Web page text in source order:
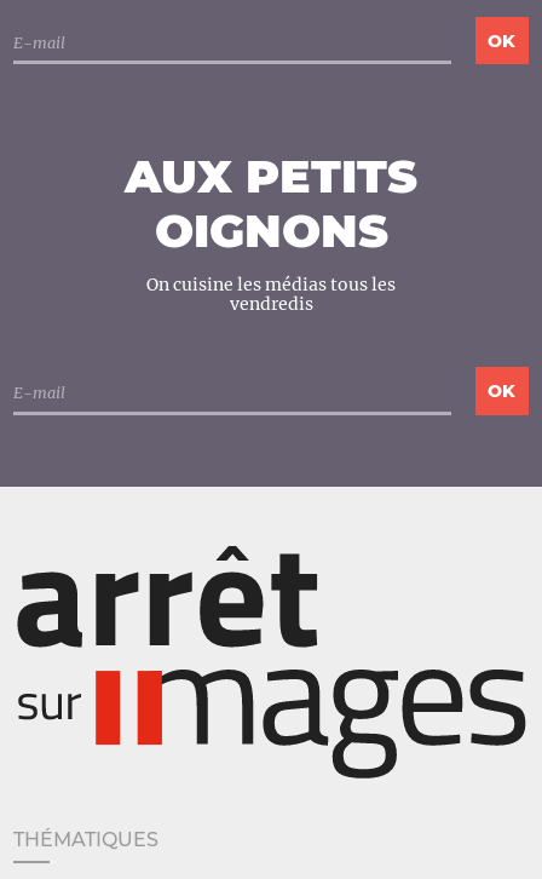
AUX PETITS
OIGNONS
On cuisine les médias tous les
vendredis
THÉMATIQUES